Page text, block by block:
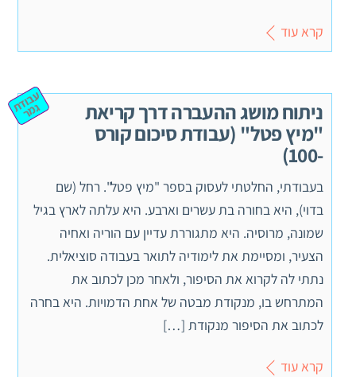
קרא עוד
ניתוח מושג ההעברה דרך קריאת
"מיץ פטל" (עבודת סיכום קורס
-100)
ע
ב
וד
ת ג
מ
ר
בעבודתי, החלטתי לעסוק בספר "מיץ פטל". רחל (שם
בדוי), היא בחורה בת עשרים וארבע. היא עלתה לארץ בגיל
שמונה, מרוסיה. היא מתגוררת עדיין עם הוריה ואחיה
הצעיר, ומסיימת את לימודיה לתואר בעבודה סוציאלית.
נתתי לה לקרוא את הסיפור, ולאחר מכן לכתוב את
המתרחש בו, מנקודת מבטה של אחת הדמויות. היא בחרה
לכתוב את הסיפור מנקודת […]
קרא עוד